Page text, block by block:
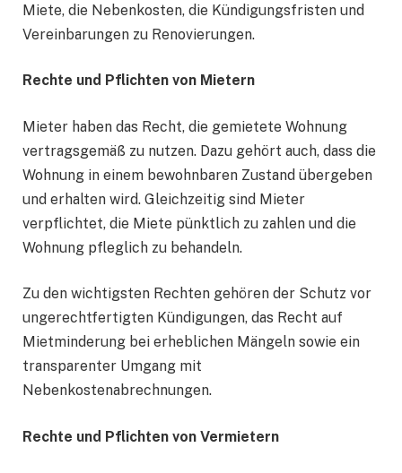
Miete, die Nebenkosten, die Kündigungsfristen und
Vereinbarungen zu Renovierungen.
Rechte und Pflichten von Mietern
Mieter haben das Recht, die gemietete Wohnung
vertragsgemäß zu nutzen. Dazu gehört auch, dass die
Wohnung in einem bewohnbaren Zustand übergeben
und erhalten wird. Gleichzeitig sind Mieter
verpflichtet, die Miete pünktlich zu zahlen und die
Wohnung pfleglich zu behandeln.
Zu den wichtigsten Rechten gehören der Schutz vor
ungerechtfertigten Kündigungen, das Recht auf
Mietminderung bei erheblichen Mängeln sowie ein
transparenter Umgang mit
Nebenkostenabrechnungen.
Rechte und Pflichten von Vermietern